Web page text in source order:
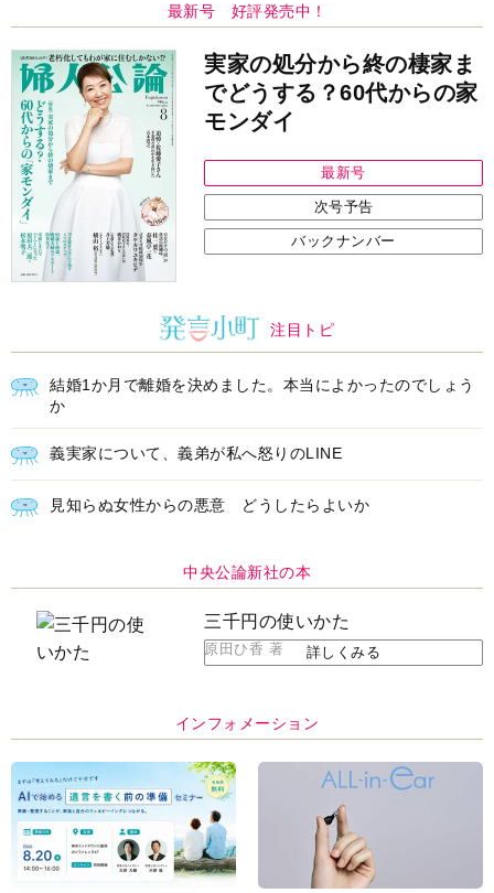
最新号 好評発売中！
実家の処分から終の棲家ま
でどうする？60代からの家
モンダイ
最新号
次号予告
バックナンバー
注目トピ
結婚1か月で離婚を決めました。本当によかったのでしょう
か
義実家について、義弟が私へ怒りのLINE
見知らぬ女性からの悪意 どうしたらよいか
中央公論新社の本
三千円の使いかた
原田ひ香 著 詳しくみる
インフォメーション